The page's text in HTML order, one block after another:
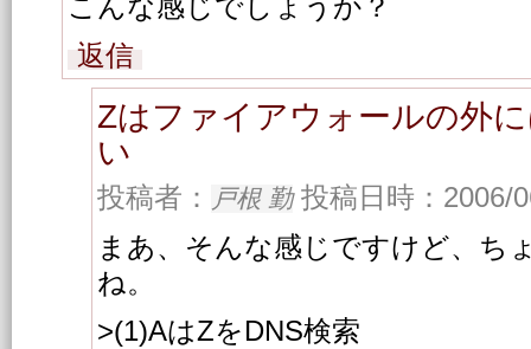
こんな感じでしょうか？
返信
Zはファイアウォールの外
い
投稿者： 戸根 勤投稿日時：2006/
まあ、そんな感じですけど、ち
ね。
>(1)AはZをDNS検索